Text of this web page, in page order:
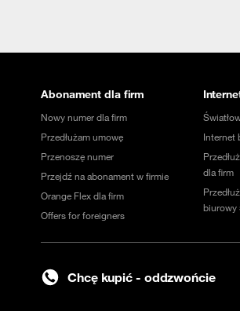
Abonament dla firm
Nowy numer dla firm
Przedłużam umowę
Przenoszę numer
Przejdź na abonament w firmie
Orange Flex dla firm
Offers for foreigners
Internet
dla firm
biurowy
Chcę kupić - oddzwońcie